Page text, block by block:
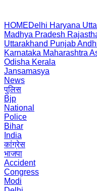
HOMEDelhi Haryana
Madhya Pradesh
Uttarakhand Punjab
Karnataka Maharashtra
Odisha Kerala
Jansamasya
News
पुलिस
Bjp
National
Police
Bihar
India
कांग्रेस
भाजपा
Accident
Congress
Modi